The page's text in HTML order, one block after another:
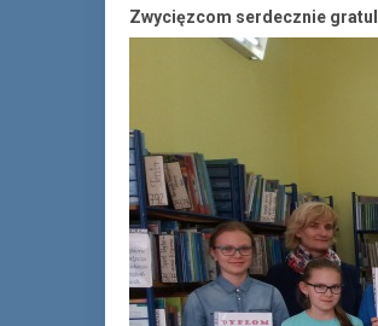
Zwycięzcom serdecznie